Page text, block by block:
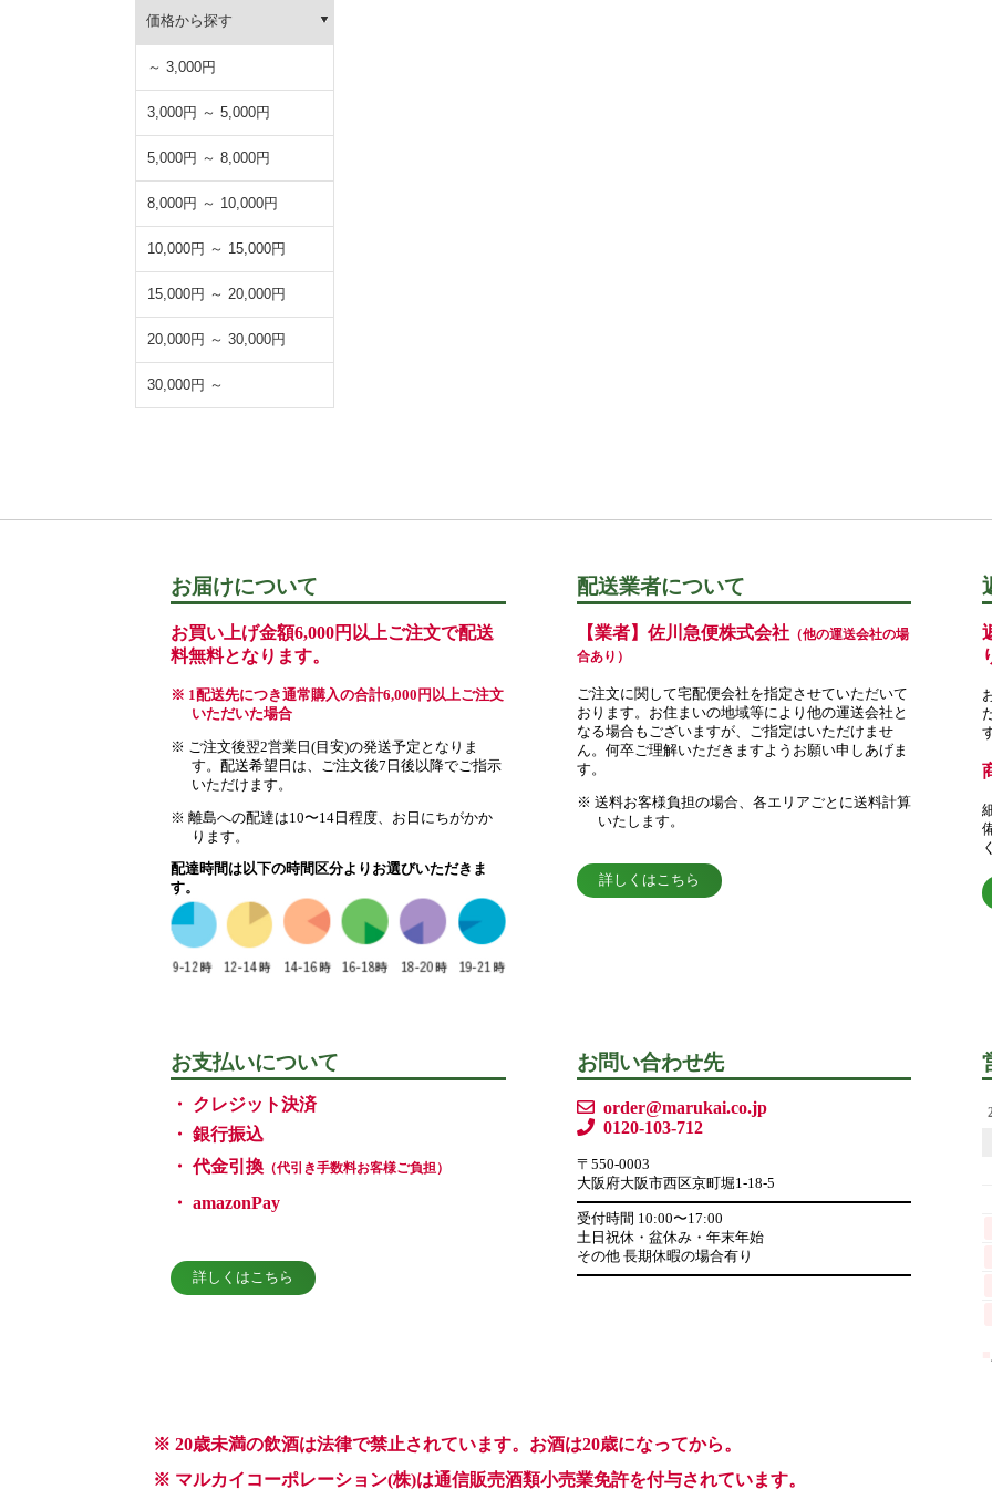
価格から探す
～ 3,000円
3,000円 ～ 5,000円
5,000円 ～ 8,000円
8,000円 ～ 10,000円
10,000円 ～ 15,000円
15,000円 ～ 20,000円
20,000円 ～ 30,000円
30,000円 ～